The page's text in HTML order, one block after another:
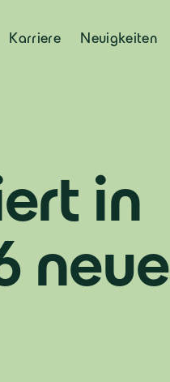
Karriere Neuigkeiten
in
neue